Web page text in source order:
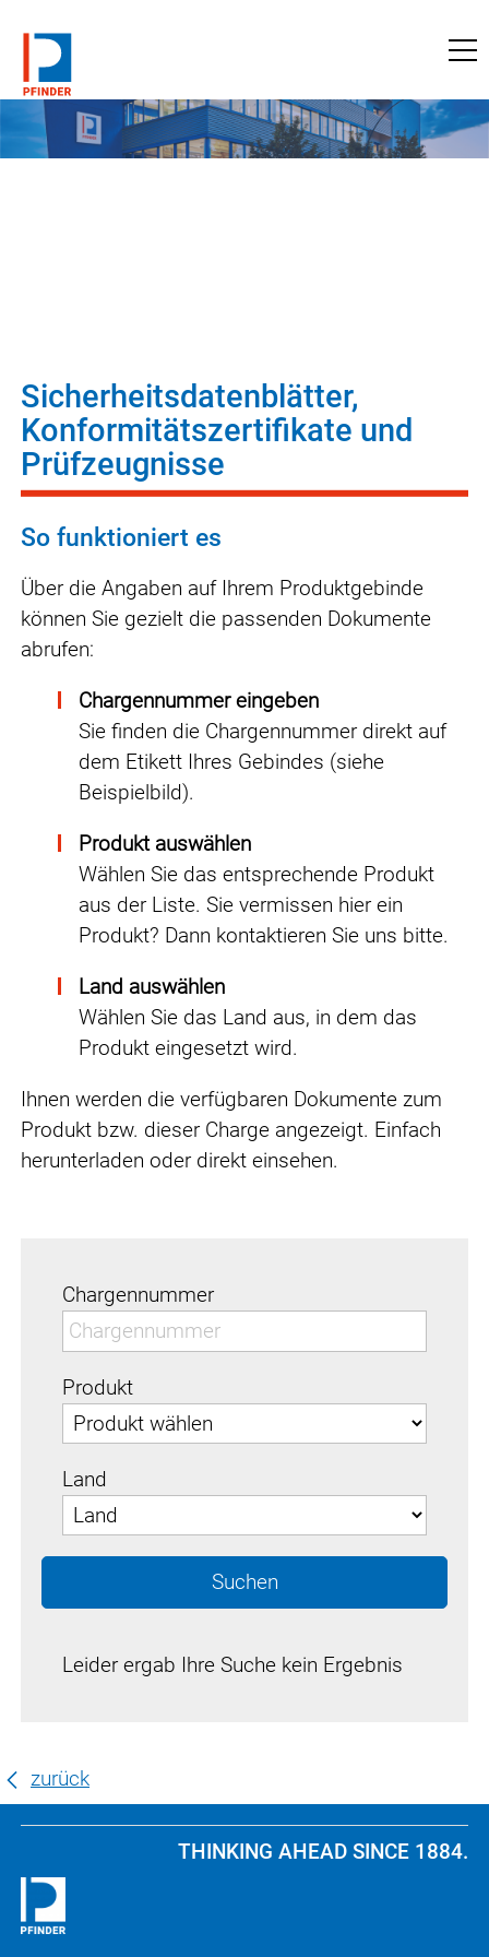
Sicherheitsdatenblätter,
Konformitätszertifikate und
Prüfzeugnisse
So funktioniert es
Über die Angaben auf Ihrem Produktgebinde
können Sie gezielt die passenden Dokumente
abrufen:
Chargennummer eingeben
Sie finden die Chargennummer direkt auf
dem Etikett Ihres Gebindes (siehe
Beispielbild).
Produkt auswählen
Wählen Sie das entsprechende Produkt
aus der Liste. Sie vermissen hier ein
Produkt? Dann kontaktieren Sie uns bitte.
Land auswählen
Wählen Sie das Land aus, in dem das
Produkt eingesetzt wird.
Ihnen werden die verfügbaren Dokumente zum
Produkt bzw. dieser Charge angezeigt. Einfach
herunterladen oder direkt einsehen.
Chargennummer
Produkt
Land
Suchen
Leider ergab Ihre Suche kein Ergebnis
zurück
THINKING AHEAD SINCE 1884.